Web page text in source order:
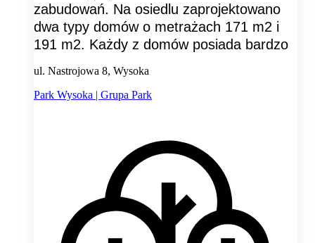
zabudowań. Na osiedlu zaprojektowano
dwa typy domów o metrażach 171 m2 i
191 m2. Każdy z domów posiada bardzo
ul. Nastrojowa 8, Wysoka
Park Wysoka | Grupa Park